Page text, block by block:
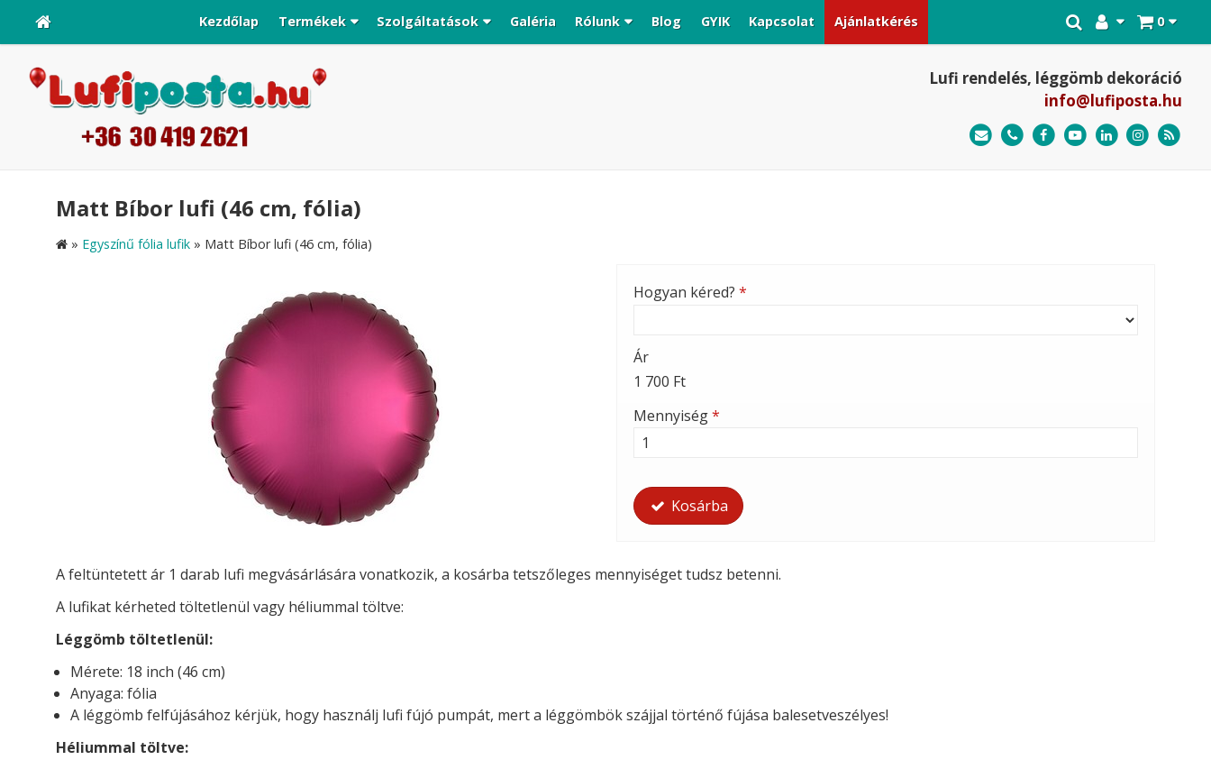
0
Kezdőlap Termékek Szolgáltatások Galéria Rólunk Blog GYIK Kapcsolat Ajánlatkérés
Lufi rendelés, léggömb dekoráció
info@lufiposta.hu
Matt Bíbor lufi (46 cm, fólia)
» Egyszínű fólia lufik » Matt Bíbor lufi (46 cm, fólia)
Hogyan kéred? *
Ár
1 700 Ft
Mennyiség*
Kosárba
A feltüntetett ár 1 darab lufi megvásárlására vonatkozik, a kosárba tetszőleges mennyiséget tudsz betenni.
A lufikat kérheted töltetlenül vagy héliummal töltve:
Léggömb töltetlenül:
Mérete: 18 inch (46 cm)
Anyaga: fólia
A léggömb felfújásához kérjük, hogy használj lufi fújó pumpát, mert a léggömbök szájjal történő fújása balesetveszélyes!
Héliummal töltve: